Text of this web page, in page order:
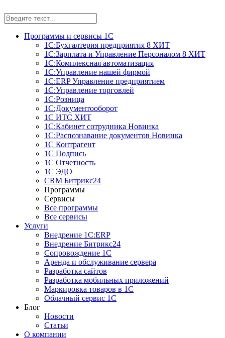
Программы и сервисы 1С
1С:Бухгалтерия предприятия 8 ХИТ
1С:Зарплата и Управление Персоналом 8 ХИТ
1С:Комплексная автоматизация
1С:Управление нашей фирмой
1С:ERP Управление предприятием
1С:Управление торговлей
1С:Розница
1С:Документооборот
1С ИТС ХИТ
1С:Кабинет сотрудника Новинка
1С:Распознавание документов Новинка
1С Контрагент
1С Подпись
1С Отчетность
1С ЭДО
CRM Битрикс24
Программы
Сервисы
Все программы
Все сервисы
Услуги
Внедрение 1С:ERP
Внедрение Битрикс24
Сопровождение 1С
Аренда и обслуживание сервера
Разработка сайтов
Разработка мобильных приложений
Маркировка товаров в 1С
Облачный сервис 1С
Блог
Новости
Статьи
О компании